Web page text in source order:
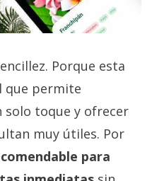
Porque esta
que permite
solo toque y ofrecer
muy útiles. Por
para